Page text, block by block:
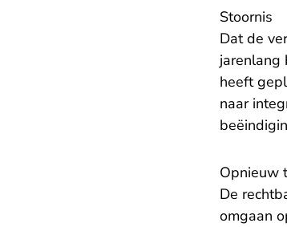
Stoornis
Dat de
jarenlang
heeft
naar
Opnieuw
De
omgaan